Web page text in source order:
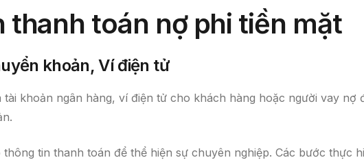
thanh toán nợ phi tiền mặt
khoản, Ví điện tử
khoản ngân hàng, ví điện tử cho khách hàng hoặc người vay nợ
tin thanh toán để thể hiện sự chuyên nghiệp. Các bước thực